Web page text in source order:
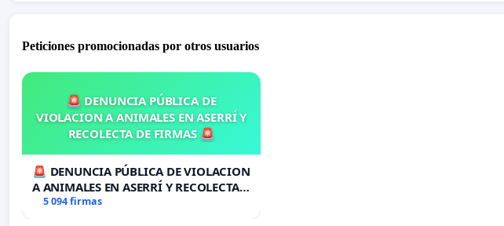
Peticiones promocionadas por otros usuarios
🚨 DENUNCIA PÚBLICA DE
VIOLACION A ANIMALES EN ASERRÍ Y
RECOLECTA DE FIRMAS 🚨
🚨 DENUNCIA PÚBLICA DE VIOLACION
A ANIMALES EN ASERRÍ Y RECOLECTA
DE FIRMAS 🚨
5 094 firmas